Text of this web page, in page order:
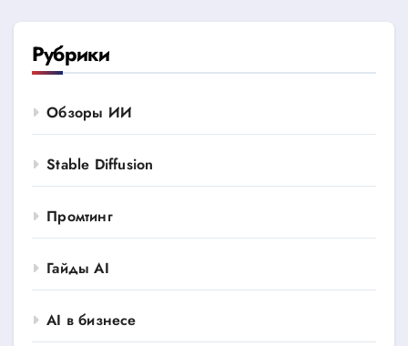
Рубрики
Обзоры ИИ
Stable Diffusion
Промтинг
Гайды AI
AI в бизнесе